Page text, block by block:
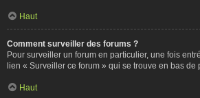
Haut
Comment surveiller des forums ?
Pour surveiller un forum en particulier, une fois
lien « Surveiller ce forum » qui se trouve en bas de
Haut